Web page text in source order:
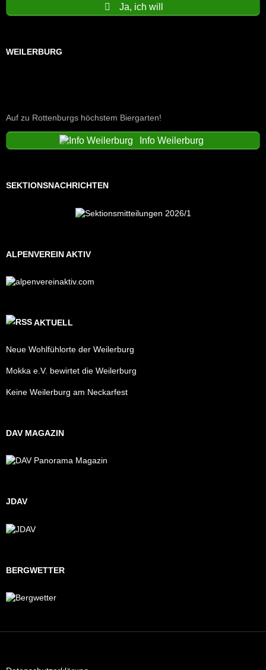
Ja, ich will
WEILERBURG
Auf zu Rottenburgs höchstem Biergarten!
Info Weilerburg
SEKTIONSNACHRICHTEN
ALPENVEREIN AKTIV
AKTUELL
Neue Wohlfühlorte der Weilerburg
Mokka e.V. bewirtet die Weilerburg
Keine Weilerburg am Neckarfest
DAV MAGAZIN
JDAV
BERGWETTER